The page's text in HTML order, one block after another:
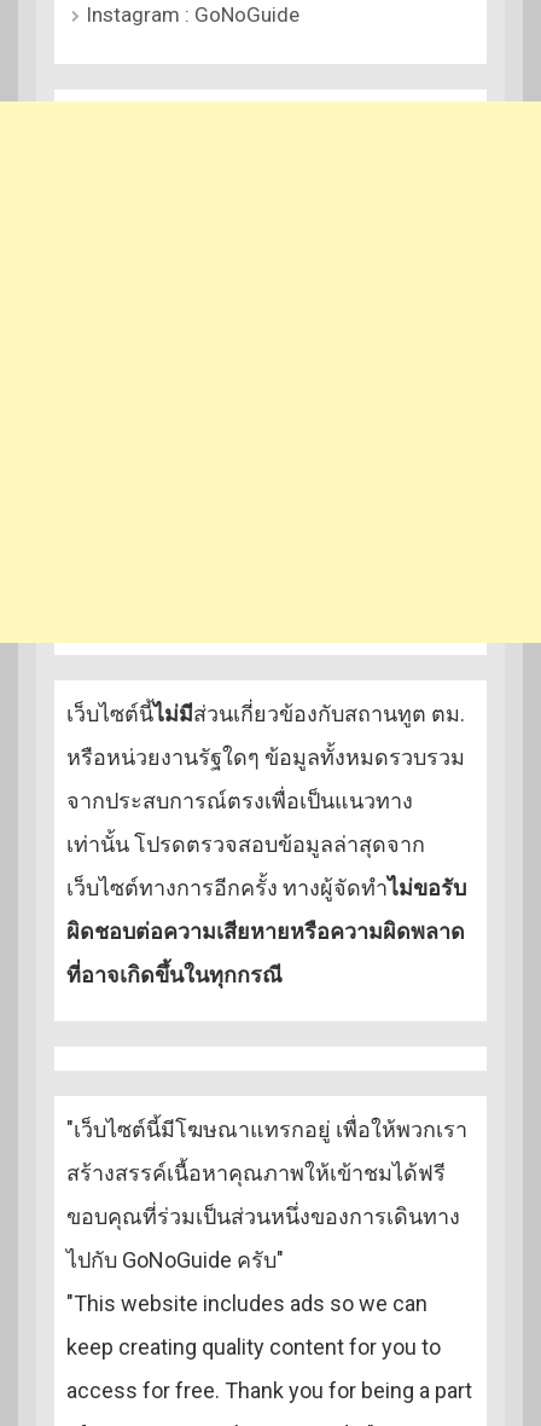
Instagram : GoNoGuide
เว็บไซต์นี้ไม่มีส่วนเกี่ยวข้องกับสถานทูต ตม.
หรือหน่วยงานรัฐใดๆ ข้อมูลทั้งหมดรวบรวม
จากประสบการณ์ตรงเพื่อเป็นแนวทาง
เท่านั้น โปรดตรวจสอบข้อมูลล่าสุดจาก
เว็บไซต์ทางการอีกครั้ง ทางผู้จัดทำไม่ขอรับ
ผิดชอบต่อความเสียหายหรือความผิดพลาด
ที่อาจเกิดขึ้นในทุกกรณี
"เว็บไซต์นี้มีโฆษณาแทรกอยู่ เพื่อให้พวกเรา
สร้างสรรค์เนื้อหาคุณภาพให้เข้าชมได้ฟรี
ขอบคุณที่ร่วมเป็นส่วนหนึ่งของการเดินทาง
ไปกับ GoNoGuide ครับ"
"This website includes ads so we can
keep creating quality content for you to
access for free. Thank you for being a part